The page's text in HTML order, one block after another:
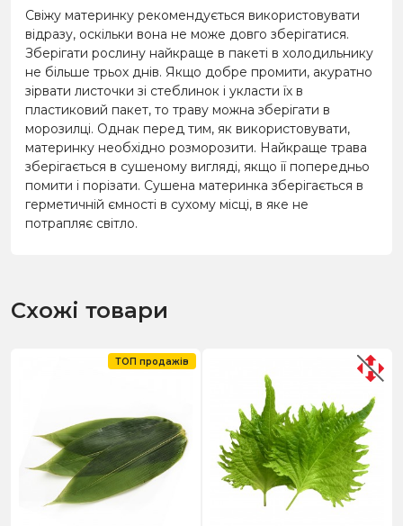
Свіжу материнку рекомендується використовувати
відразу, оскільки вона не може довго зберігатися.
Зберігати рослину найкраще в пакеті в холодильнику
не більше трьох днів. Якщо добре промити, акуратно
зірвати листочки зі стеблинок і укласти їх в
пластиковий пакет, то траву можна зберігати в
морозилці. Однак перед тим, як використовувати,
материнку необхідно розморозити. Найкраще трава
зберігається в сушеному вигляді, якщо її попередньо
помити і порізати. Сушена материнка зберігається в
герметичній ємності в сухому місці, в яке не
потрапляє світло.
Схожі товари
ТОП продажів